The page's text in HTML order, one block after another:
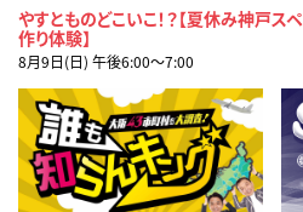
やすとものどこいこ！？【夏休み神戸ス
作り体験】
8月9日(日) 午後6:00〜7:00